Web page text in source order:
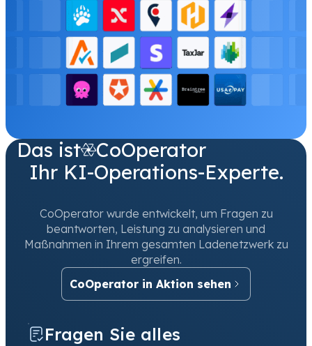
Das ist
CoOperator
Ihr KI-Operations-Experte.
CoOperator wurde entwickelt, um Fragen zu
beantworten, Leistung zu analysieren und
Maßnahmen in Ihrem gesamten Ladenetzwerk zu
ergreifen.
CoOperator in Aktion sehen
Fragen Sie alles